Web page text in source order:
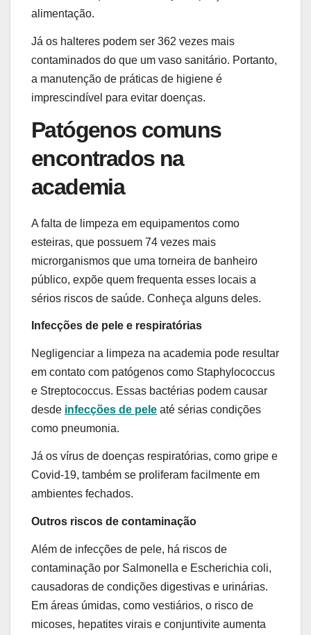
alimentação.
Já os halteres podem ser 362 vezes mais
contaminados do que um vaso sanitário. Portanto,
a manutenção de práticas de higiene é
imprescindível para evitar doenças.
Patógenos comuns
encontrados na
academia
A falta de limpeza em equipamentos como
esteiras, que possuem 74 vezes mais
microrganismos que uma torneira de banheiro
público, expõe quem frequenta esses locais a
sérios riscos de saúde. Conheça alguns deles.
Infecções de pele e respiratórias
Negligenciar a limpeza na academia pode resultar
em contato com patógenos como Staphylococcus
e Streptococcus. Essas bactérias podem causar
desde infecções de pele até sérias condições
como pneumonia.
Já os vírus de doenças respiratórias, como gripe e
Covid-19, também se proliferam facilmente em
ambientes fechados.
Outros riscos de contaminação
Além de infecções de pele, há riscos de
contaminação por Salmonella e Escherichia coli,
causadoras de condições digestivas e urinárias.
Em áreas úmidas, como vestiários, o risco de
micoses, hepatites virais e conjuntivite aumenta